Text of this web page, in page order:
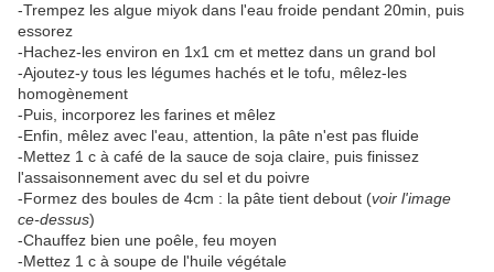
-Trempez les algue miyok dans l'eau froide pendant 20min, puis
essorez
-Hachez-les environ en 1x1 cm et mettez dans un grand bol
-Ajoutez-y tous les légumes hachés et le tofu, mêlez-les
homogènement
-Puis, incorporez les farines et mêlez
-Enfin, mêlez avec l'eau, attention, la pâte n'est pas fluide
-Mettez 1 c à café de la sauce de soja claire, puis finissez
l'assaisonnement avec du sel et du poivre
-Formez des boules de 4cm : la pâte tient debout (voir l'image
ce-dessus)
-Chauffez bien une poêle, feu moyen
-Mettez 1 c à soupe de l'huile végétale